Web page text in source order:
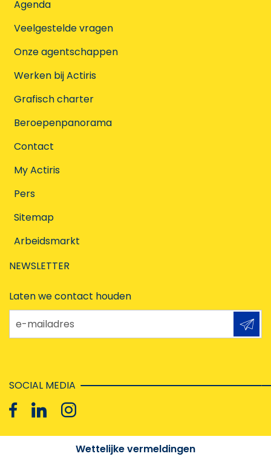
Agenda
Veelgestelde vragen
Onze agentschappen
Werken bij Actiris
Grafisch charter
Beroepenpanorama
Contact
My Actiris
Pers
Sitemap
Arbeidsmarkt
NEWSLETTER
Laten we contact houden
e-mailadres
SOCIAL MEDIA
Wettelijke vermeldingen